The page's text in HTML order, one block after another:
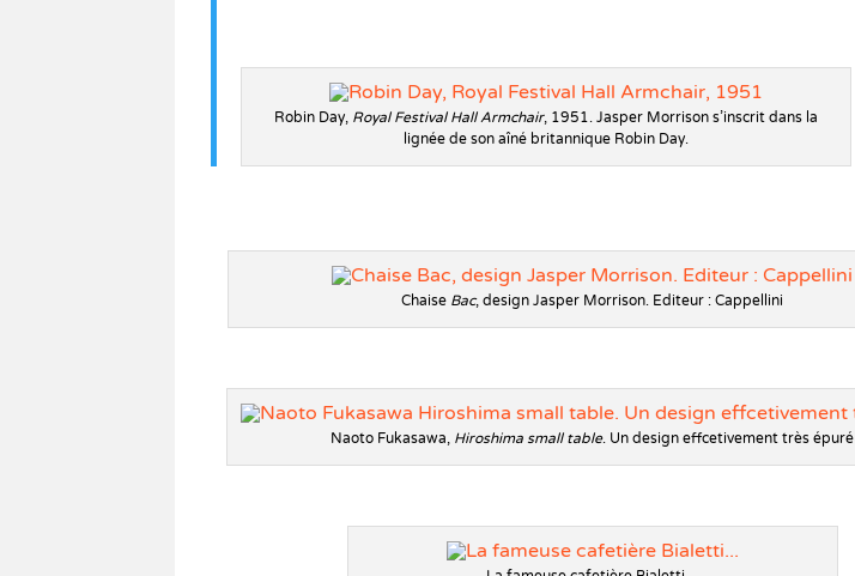
Robin Day, Royal Festival Hall Armchair, 1951. Jasper Morrison s’inscrit dans la
lignée de son aîné britannique Robin Day.
Chaise Bac, design Jasper Morrison. Editeur : Cappellini
Naoto Fukasawa, Hiroshima small table. Un design effcetivement très épuré